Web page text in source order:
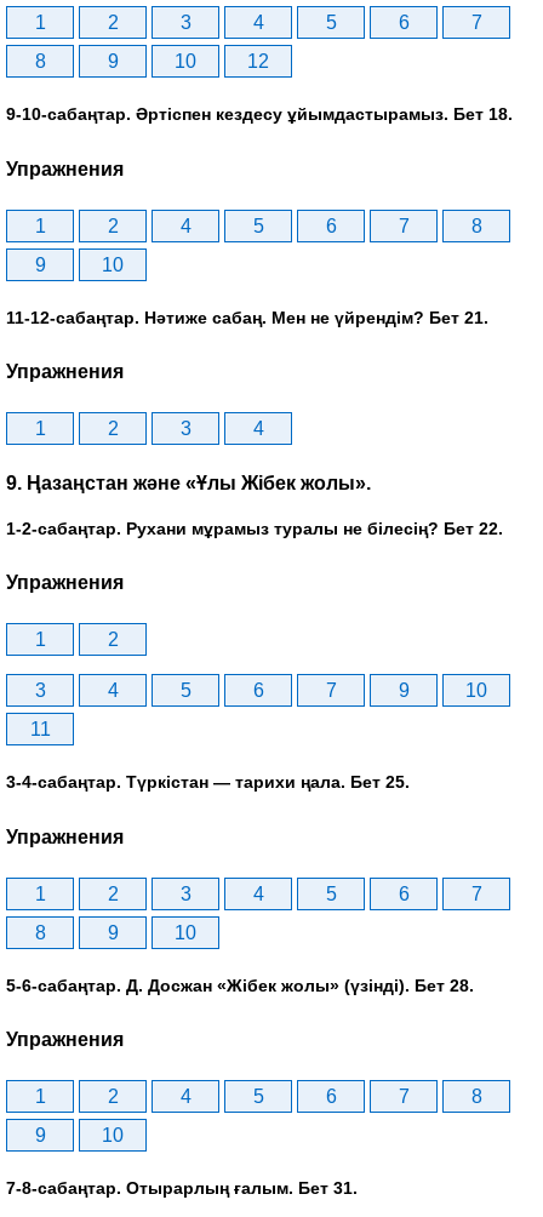
1 2 3 4 5 6
7
8
9 10 12
9-10-сабаңтар. Әртіспен кездесу ұйымдастырамыз. Бет 18.
Упражнения
1 2 4 5 6 7
8
9
10
11-12-сабаңтар. Нәтиже сабаң. Мен не үйрендім? Бет 21.
Упражнения
1 2 3 4
9. Ңазаңстан және «Ұлы Жібек жолы».
1-2-сабаңтар. Рухани мұрамыз туралы не білесің? Бет 22.
Упражнения
1 2
3 4 5 6 7 9
10
11
3-4-сабаңтар. Түркістан — тарихи ңала. Бет 25.
Упражнения
1 2 3 4 5 6
7
8
9 10
5-6-сабаңтар. Д. Досжан «Жібек жолы» (үзінді). Бет 28.
Упражнения
1 2 4 5 6 7
8
9
10
7-8-сабаңтар. Отырарлың ғалым. Бет 31.